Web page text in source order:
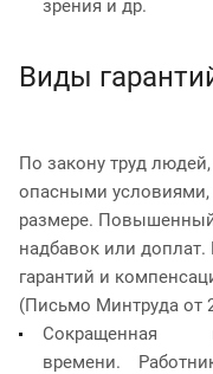
зрения и др.
Виды
По закону труд
опасными
размере. Повышенный
надбавок или
гарантий и
(Письмо Минтруда от
Сокращенная
времени.